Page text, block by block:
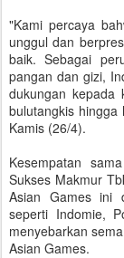
"Kami percaya
unggul dan
baik. Sebagai
pangan dan gizi,
dukungan kepada
bulutangkis
Kamis (26/4).
Kesempatan
Sukses Makmur
Asian Games ini
seperti Indomie,
menyebarkan
Asian Games.